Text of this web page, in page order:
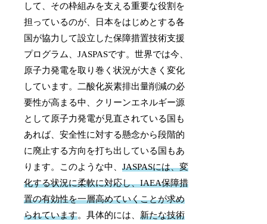
して、その枠組みを支える重要な役割を
担っているのが、日本をはじめとする各
国が協力して設立した保障措置技術支援
プログラム、JASPASです。世界では今、
原子力発電を取り巻く状況が大きく変化
しています。二酸化炭素排出量削減の必
要性が高まる中、クリーンエネルギー源
として原子力発電が見直されている国も
あれば、安全性に対する懸念から段階的
に廃止する方向を打ち出している国もあ
ります。このような中、JASPASには、変
化する状況に柔軟に対応し、IAEA保障措
置の有効性を一層高めていくことが求め
られています。具体的には、新たな技術